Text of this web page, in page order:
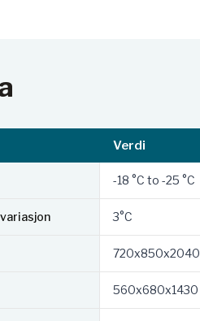
hel dør
13277-standarden (standard på
Verdi
-18 °C to -25 °C
3°C
560x680x1430